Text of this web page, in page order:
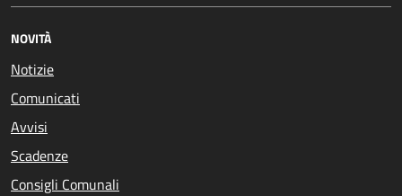
NOVITÀ
Notizie
Comunicati
Avvisi
Scadenze
Consigli Comunali